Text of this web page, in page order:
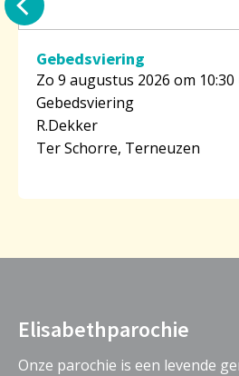
Gebedsviering
Zo 9 augustus 2026 om
Gebedsviering
R.Dekker
Ter Schorre, Terneuzen
Elisabethparochie
Onze parochie is een levende